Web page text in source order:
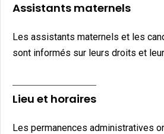
Assistants maternels
Les assistants maternels et les
sont informés sur leurs droits et
Lieu et horaires
Les permanences administratives